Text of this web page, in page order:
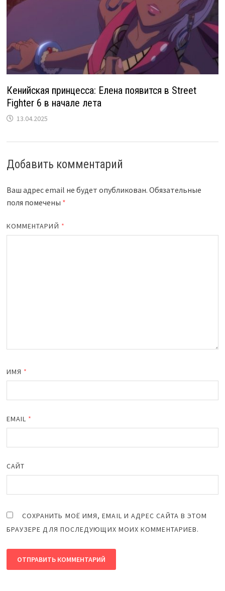
Кенийская принцесса: Елена появится в Street
Fighter 6 в начале лета
13.04.2025
Добавить комментарий
Ваш адрес email не будет опубликован. Обязательные
поля помечены *
КОММЕНТАРИЙ *
ИМЯ *
EMAIL *
САЙТ
СОХРАНИТЬ МОЁ ИМЯ, EMAIL И АДРЕС САЙТА В ЭТОМ
БРАУЗЕРЕ ДЛЯ ПОСЛЕДУЮЩИХ МОИХ КОММЕНТАРИЕВ.